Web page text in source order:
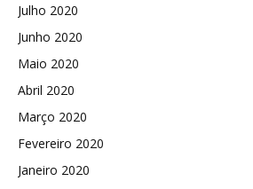
Julho 2020
Junho 2020
Maio 2020
Abril 2020
Março 2020
Fevereiro 2020
Janeiro 2020